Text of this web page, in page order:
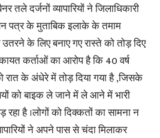
तले दर्जनों व्यापारियों ने जिलाधिकारी
पत्र के मुताबिक इलाके के तमाम
उतरने के लिए बनाए गए रास्ते को तोड़ दिए
कर्ताओं का आरोप है कि 40 वर्ष
रात के अंधेरे में तोड़ दिया गया है ,जिसके
को बाइक ले जाने में ले आने में भारी
है ।लोगों को दिक्कतों का सामना न
ने अपने पास से चंदा मिलाकर